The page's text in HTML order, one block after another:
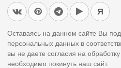
Я
Оставаясь на данном сайте Вы
персональных данных в
вы не даете согласия на
необходимо покинуть наш сайт.